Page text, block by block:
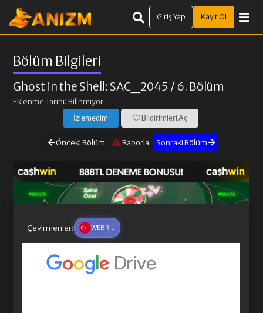
Giriş Yap Kayıt Ol
Bölüm Bilgileri
Ghost in the Shell: SAC_2045 / 6. Bölüm
Eklenme Tarihi: Bilinmiyor
İzlemedim Bildirimleri Aç
Önceki Bölüm Raporla Sonraki Bölüm
Çevirmenler: WEBRip